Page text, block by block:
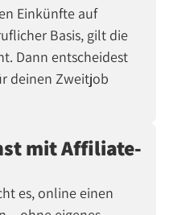
Einkünfte auf
Basis, gilt die
Dann entscheidest
deinen Zweitjob
mit Affiliate-
es, online einen